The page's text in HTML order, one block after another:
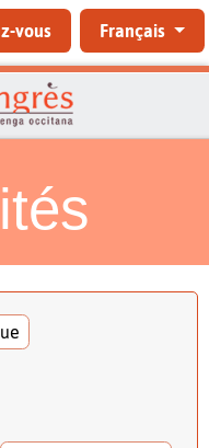
vous Français